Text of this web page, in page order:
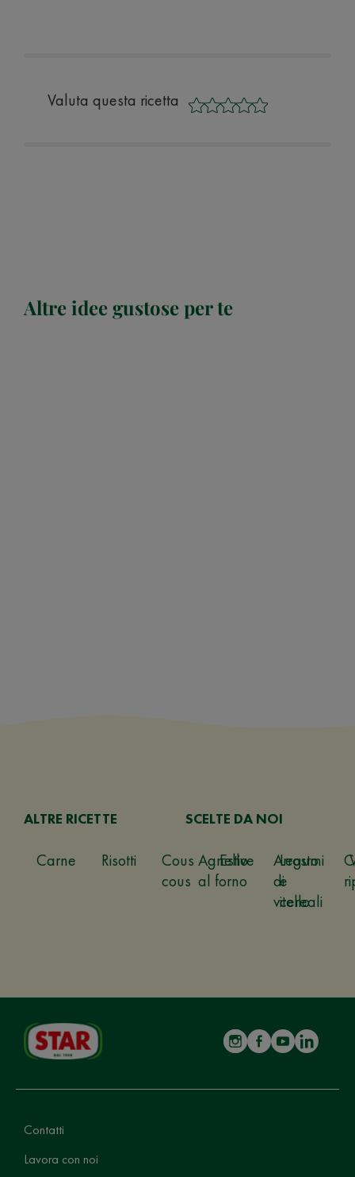
Valuta questa ricetta
Altre idee gustose per te
ALTRE RICETTE
Carne Risotti
Cous
cous
Estive
Legumi
e
cereali
SCELTE DA NOI
Agnello
al forno
Arrosto
di
vitello
Contatti
Lavora con noi